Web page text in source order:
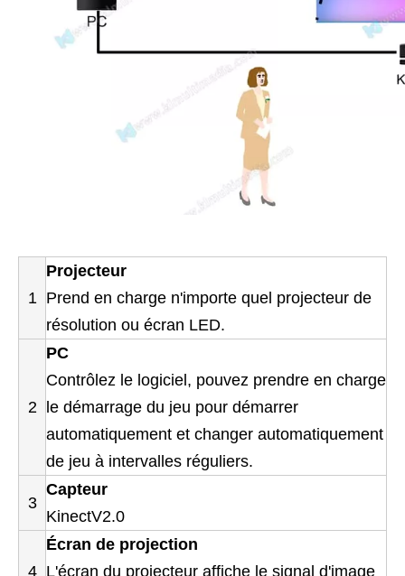
1
Projecteur
Prend en charge n'importe quel projecteur de
résolution ou écran LED.
2
PC
Contrôlez le logiciel, pouvez prendre en charge
le démarrage du jeu pour démarrer
automatiquement et changer automatiquement
de jeu à intervalles réguliers.
3
Capteur
KinectV2.0
4
Écran de projection
L'écran du projecteur affiche le signal d'image